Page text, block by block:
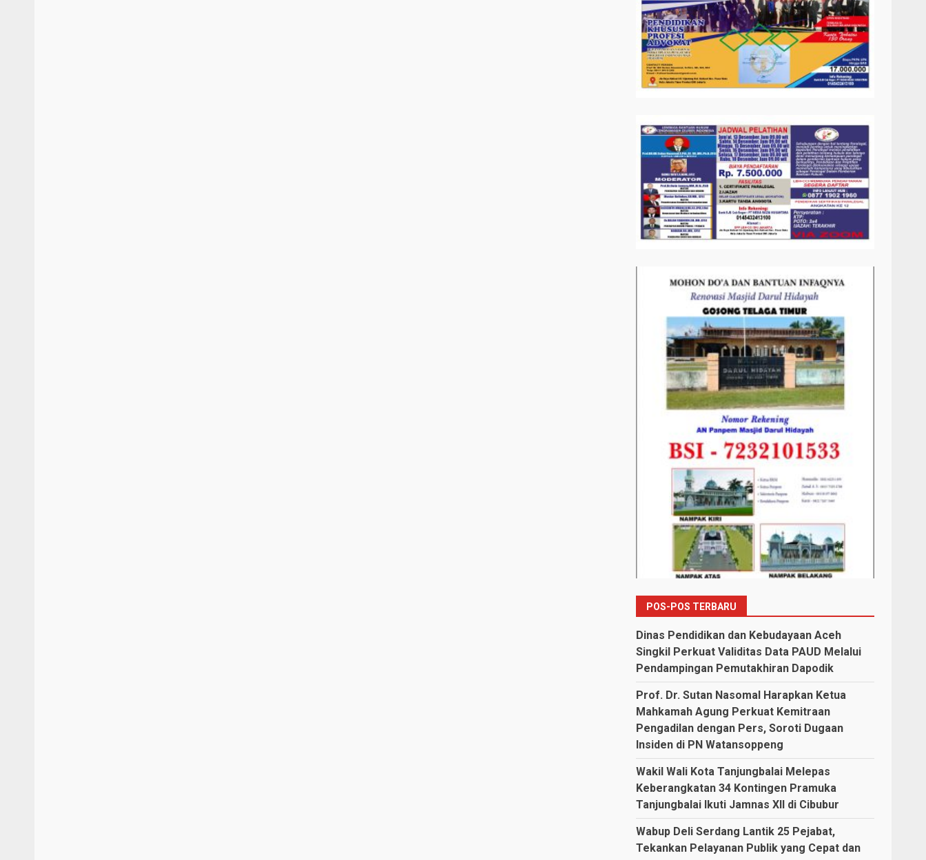
POS-POS TERBARU
Dinas Pendidikan dan Kebudayaan Aceh
Singkil Perkuat Validitas Data PAUD Melalui
Pendampingan Pemutakhiran Dapodik
Prof. Dr. Sutan Nasomal Harapkan Ketua
Mahkamah Agung Perkuat Kemitraan
Pengadilan dengan Pers, Soroti Dugaan
Insiden di PN Watansoppeng
Wakil Wali Kota Tanjungbalai Melepas
Keberangkatan 34 Kontingen Pramuka
Tanjungbalai Ikuti Jamnas XII di Cibubur
Wabup Deli Serdang Lantik 25 Pejabat,
Tekankan Pelayanan Publik yang Cepat dan